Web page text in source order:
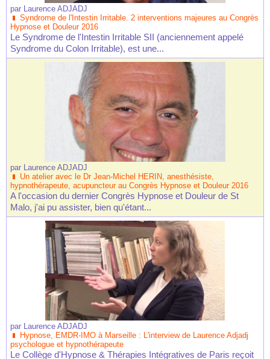
par Laurence ADJADJ
Syndrome de l'Intestin Irritable. 2 interventions majeures au Congrès
Hypnose et Douleur 2016
Le Syndrome de l'Intestin Irritable SII (anciennement appelé
Syndrome du Colon Irritable), est une...
par Laurence ADJADJ
Un atelier avec le Dr Jean-Michel HERIN, anesthésiste,
hypnothérapeute, acupuncteur au Congrès Hypnose et Douleur 2016
A l'occasion du dernier Congrès Hypnose et Douleur de St
Malo, j'ai pu assister, bien qu'étant...
par Laurence ADJADJ
Hypnose, EMDR-IMO à Marseille : L'interview de Laurence Adjadj
psychologue et hypnothérapeute
Le Collège d'Hypnose & Thérapies Intégratives de Paris reçoit